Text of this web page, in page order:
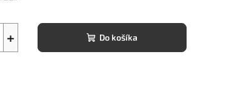
+ Do košíka